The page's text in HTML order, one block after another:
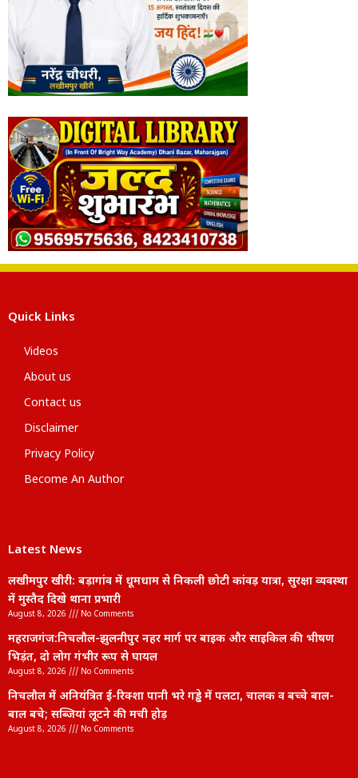
Quick Links
Videos
About us
Contact us
Disclaimer
Privacy Policy
Become An Author
Latest News
लखीमपुर खीरी: बड़ागांव में धूमधाम से निकली छोटी कांवड़ यात्रा, सुरक्षा व्यवस्था
में मुस्तैद दिखे थाना प्रभारी
August 8, 2026 No Comments
महराजगंज:निचलौल-झुलनीपुर नहर मार्ग पर बाइक और साइकिल की भीषण
भिड़ंत, दो लोग गंभीर रूप से घायल
August 8, 2026 No Comments
निचलौल में अनियंत्रित ई-रिक्शा पानी भरे गड्ढे में पलटा, चालक व बच्चे बाल-
बाल बचे; सब्जियां लूटने की मची होड़
August 8, 2026 No Comments